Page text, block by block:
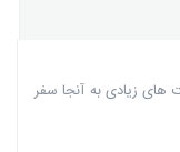
زیادی به آنجا سفر